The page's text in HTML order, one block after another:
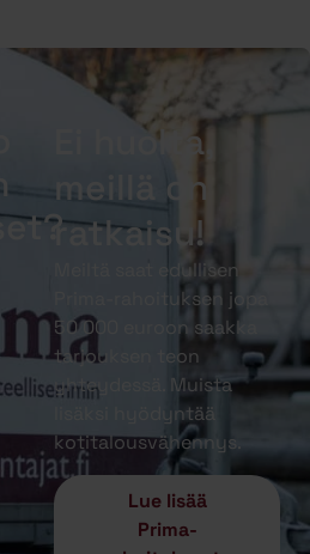
Ei huolta,
meillä on
ratkaisu!
Meiltä saat edullisen
Prima-rahoituksen jopa
50 000 euroon saakka
tarjouksen teon
yhteydessä. Muista
lisäksi hyödyntää
kotitalousvähennys.
Lue lisää
Prima-